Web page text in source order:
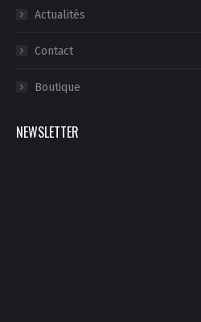
Actualités
Contact
Boutique
NEWSLETTER